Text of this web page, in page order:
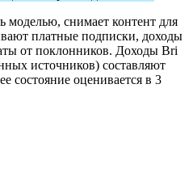
моделью, снимает контент для
платные подписки, доходы
от поклонников. Доходы Bri
источников) составляют
состояние оценивается в 3